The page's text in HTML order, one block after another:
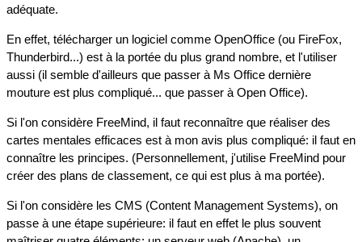
adéquate.
En effet, télécharger un logiciel comme OpenOffice (ou FireFox,
Thunderbird...) est à la portée du plus grand nombre, et l'utiliser
aussi (il semble d'ailleurs que passer à Ms Office dernière
mouture est plus compliqué... que passer à Open Office).
Si l'on considère FreeMind, il faut reconnaître que réaliser des
cartes mentales efficaces est à mon avis plus compliqué: il faut en
connaître les principes. (Personnellement, j'utilise FreeMind pour
créer des plans de classement, ce qui est plus à ma portée).
Si l'on considère les CMS (Content Management Systems), on
passe à une étape supérieure: il faut en effet le plus souvent